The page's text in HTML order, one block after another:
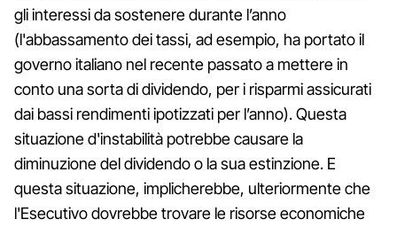
gli interessi da sostenere durante l’anno
(l'abbassamento dei tassi, ad esempio, ha portato il
governo italiano nel recente passato a mettere in
conto una sorta di dividendo, per i risparmi assicurati
dai bassi rendimenti ipotizzati per l’anno). Questa
situazione d'instabilità potrebbe causare la
diminuzione del dividendo o la sua estinzione. E
questa situazione, implicherebbe, ulteriormente che
l'Esecutivo dovrebbe trovare le risorse economiche